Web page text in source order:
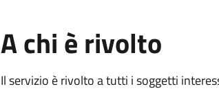
A chi è rivolto
Il servizio è rivolto a tutti i soggetti